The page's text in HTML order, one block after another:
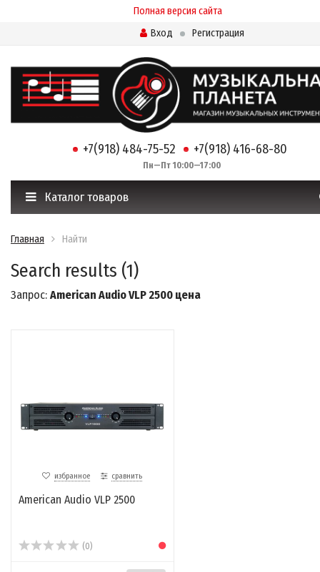
Полная версия сайта
Вход
Регистрация
+7(918) 484-75-52 +7(918) 416-68-80
Пн—Пт 10:00—17:00
Каталог товаров
Главная Найти
Search results (1)
Запрос: American Audio VLP 2500 цена
избранное сравнить
American Audio VLP 2500
(0)